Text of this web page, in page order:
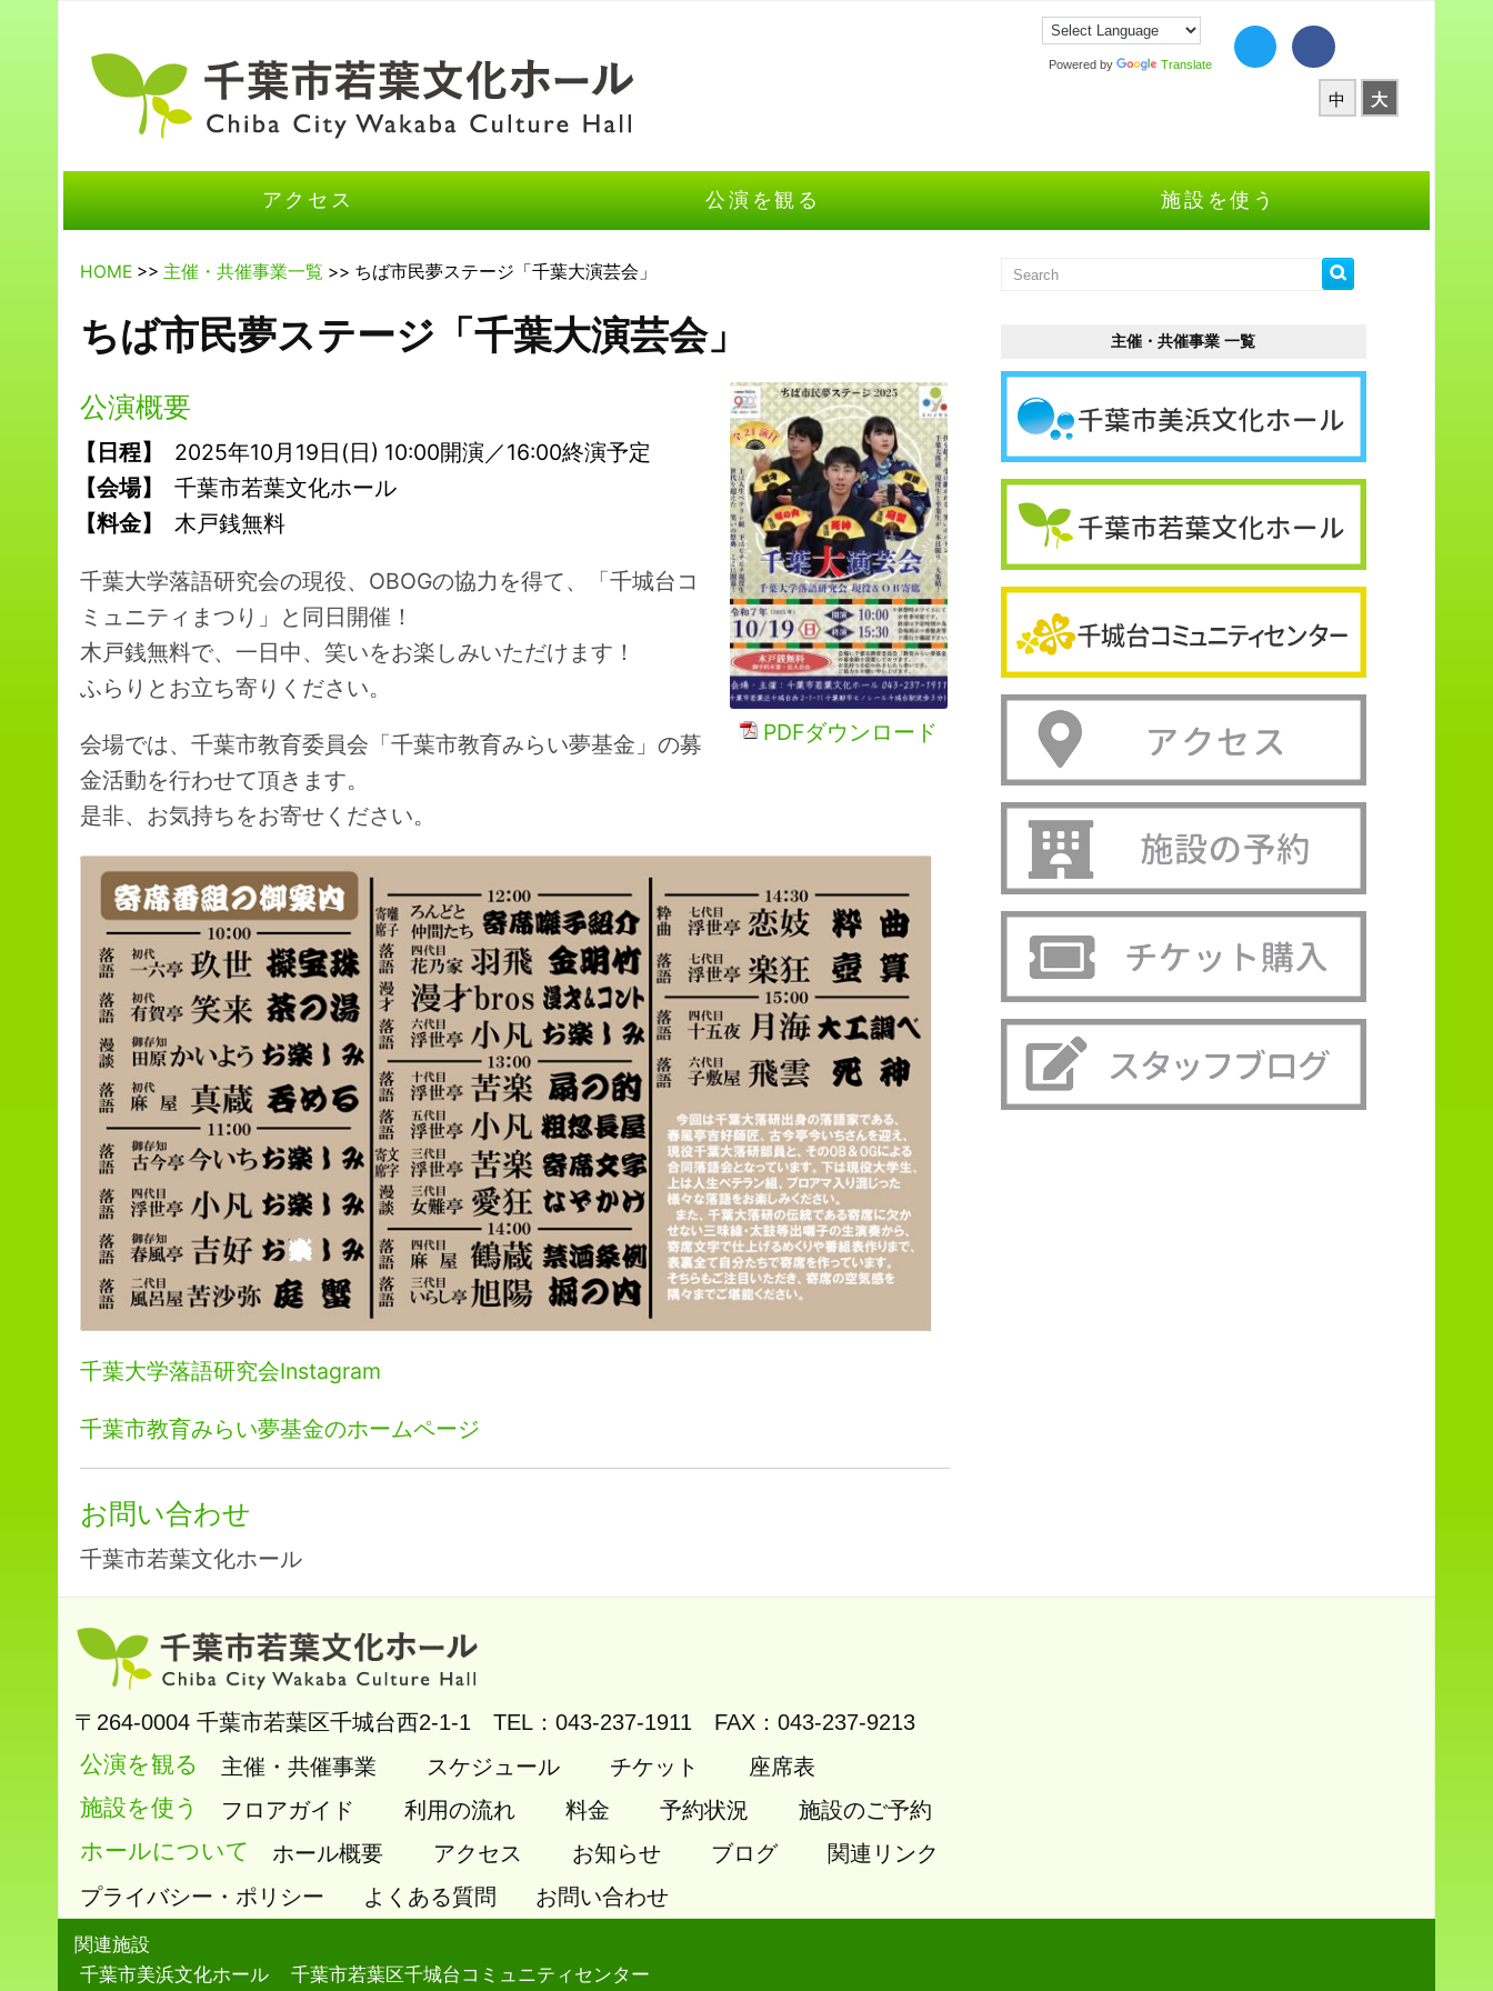
Powered by Translate
中 大
アクセス 公演を観る 施設を使う
HOME >> 主催・共催事業一覧 >> ちば市民夢ステージ「千葉大演芸会」
ちば市民夢ステージ「千葉大演芸会」
PDFダウンロード
公演概要
【日程】
2025年10月19日(日) 10:00開演／16:00終演予定
【会場】
千葉市若葉文化ホール
【料金】
木戸銭無料
千葉大学落語研究会の現役、OBOGの協力を得て、「千城台コ
ミュニティまつり」と同日開催！
木戸銭無料で、一日中、笑いをお楽しみいただけます！
ふらりとお立ち寄りください。
会場では、千葉市教育委員会「千葉市教育みらい夢基金」の募
金活動を行わせて頂きます。
是非、お気持ちをお寄せください。
千葉大学落語研究会Instagram
千葉市教育みらい夢基金のホームページ
お問い合わせ
千葉市若葉文化ホール
主催・共催事業 一覧
〒264-0004 千葉市若葉区千城台西2-1-1 TEL：043-237-1911 FAX：043-237-9213
公演を観る 主催・共催事業 スケジュール チケット 座席表
施設を使う フロアガイド 利用の流れ 料金 予約状況 施設のご予約
ホールについて ホール概要 アクセス お知らせ ブログ
関連リンク
プライバシー・ポリシー
よくある質問 お問い合わせ
関連施設
千葉市美浜文化ホール
千葉市若葉区千城台コミュニティセンター